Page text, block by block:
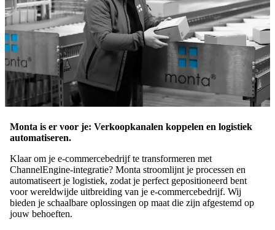
Monta is er voor je: Verkoopkanalen koppelen en logistiek
automatiseren.
Klaar om je e-commercebedrijf te transformeren met
ChannelEngine-integratie? Monta stroomlijnt je processen en
automatiseert je logistiek, zodat je perfect gepositioneerd bent
voor wereldwijde uitbreiding van je e-commercebedrijf. Wij
bieden je schaalbare oplossingen op maat die zijn afgestemd op
jouw behoeften.